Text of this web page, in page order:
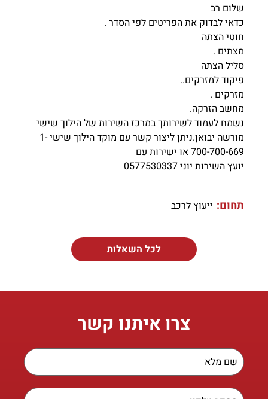
שלום רב
כדאי לבדוק את הפריטים לפי הסדר .
חוטי הצתה
מצתים .
סליל הצתה
פיקוד למזרקים..
מזרקים .
מחשב הזרקה.
נשמח לעמוד לשירותך במרכז השירות של הילוך שישי
מורשה יבואן.ניתן ליצור קשר עם מוקד הילוך שישי 1-
700-700-669 או ישירות עם
יועץ השירות יוני 0577530337
תחום: ייעוץ לרכב
לכל השאלות
צרו איתנו קשר